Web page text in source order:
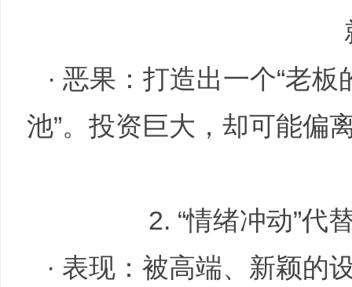
· 恶果：打造出一个“老板
池”。投资巨大，却可能偏
2. “情绪冲动”代
· 表现：被高端、新颖的